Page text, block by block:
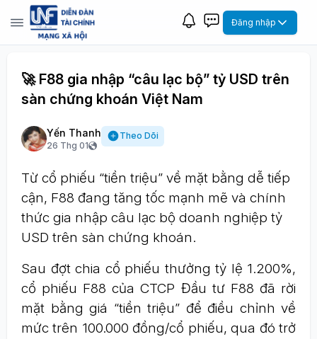
Đăng nhập
🚀 F88 gia nhập “câu lạc bộ” tỷ USD trên
sàn chứng khoán Việt Nam
Yến Thanh
26 Thg 01
Theo Dõi
Từ cổ phiếu “tiền triệu” về mặt bằng dễ tiếp
cận, F88 đang tăng tốc mạnh mẽ và chính
thức gia nhập câu lạc bộ doanh nghiệp tỷ
USD trên sàn chứng khoán.
Sau đợt chia cổ phiếu thưởng tỷ lệ 1.200%,
cổ phiếu F88 của CTCP Đầu tư F88 đã rời
mặt bằng giá “tiền triệu” để điều chỉnh về
mức trên 100.000 đồng/cổ phiếu, qua đó trở